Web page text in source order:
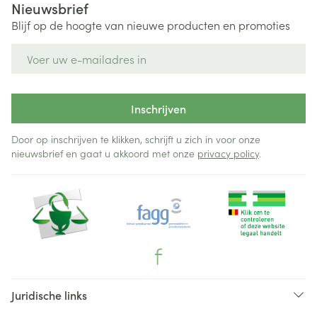
Nieuwsbrief
Blijf op de hoogte van nieuwe producten en promoties
Inschrijven
Door op inschrijven te klikken, schrijft u zich in voor onze
nieuwsbrief en gaat u akkoord met onze privacy policy.
Juridische links